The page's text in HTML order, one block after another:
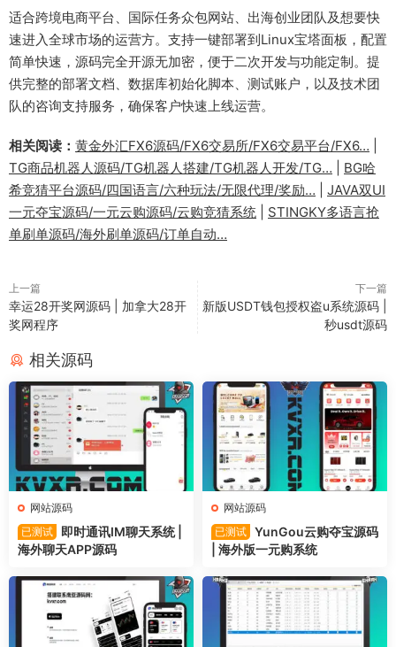
适合跨境电商平台、国际任务众包网站、出海创业团队及想要快
速进入全球市场的运营方。支持一键部署到Linux宝塔面板，配置
简单快速，源码完全开源无加密，便于二次开发与功能定制。提
供完整的部署文档、数据库初始化脚本、测试账户，以及技术团
队的咨询支持服务，确保客户快速上线运营。
相关阅读： 黄金外汇FX6源码/FX6交易所/FX6交易平台/FX6…
TG商品机器人源码/TG机器人搭建/TG机器人开发/TG…
BG哈
希竞猜平台源码/四国语言/六种玩法/无限代理/奖励…
JAVA双UI
一元夺宝源码/一元云购源码/云购竞猜系统
STINGKY多语言抢
单刷单源码/海外刷单源码/订单自动…
上一篇
幸运28开奖网源码 | 加拿大28开
奖网程序
下一篇
新版USDT钱包授权盗u系统源码 |
秒usdt源码
相关源码
网站源码
已测试 即时通讯IM聊天系统 |
海外聊天APP源码
网站源码
已测试 YunGou云购夺宝源码
| 海外版一元购系统